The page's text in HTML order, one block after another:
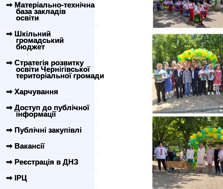
⇒ Матеріально-технічна
база закладів
освіти
⇒ Шкільний
громадський
бюджет
⇒ Стратегія розвитку
освіти Чернігівської
територіальної громади
⇒ Харчування
⇒ Доступ до публічної
інформації
⇒ Публічні закупівлі
⇒ Вакансії
⇒ Реєстрація в ДНЗ
⇒ ІРЦ